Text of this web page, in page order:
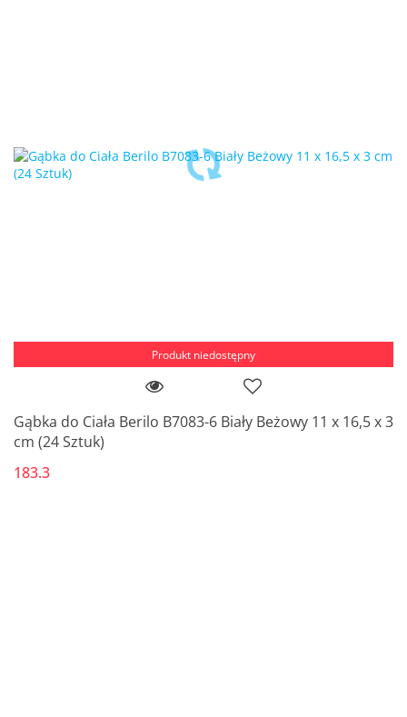
Produkt niedostępny
Gąbka do Ciała Berilo B7083-6 Biały Beżowy 11 x 16,5 x 3
cm (24 Sztuk)
183.3